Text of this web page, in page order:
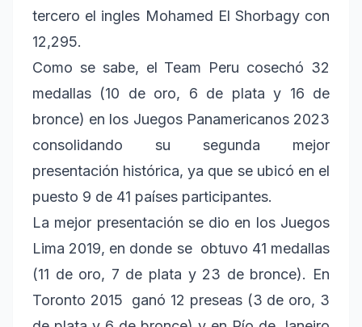
tercero el ingles Mohamed El Shorbagy con
12,295.
Como se sabe, el Team Peru cosechó 32
medallas (10 de oro, 6 de plata y 16 de
bronce) en los Juegos Panamericanos 2023
consolidando su segunda mejor
presentación histórica, ya que se ubicó en el
puesto 9 de 41 países participantes.
La mejor presentación se dio en los Juegos
Lima 2019, en donde se obtuvo 41 medallas
(11 de oro, 7 de plata y 23 de bronce). En
Toronto 2015 ganó 12 preseas (3 de oro, 3